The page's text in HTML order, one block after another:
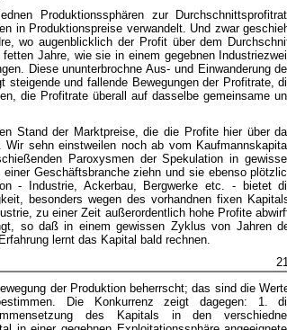
Produktionssphären zur
in Produktionspreise verwandelt. Und zwar
wo augenblicklich der Profit über dem
Jahre, wie sie in einem gegebnen
Diese ununterbrochne Aus- und Einwanderung
und fallende Bewegungen der Profitrate,
die Profitrate überall auf dasselbe gemeinsame
Stand der Marktpreise, die die Profite hier über
sehn einstweilen noch ab vom
Paroxysmen der Spekulation in
Geschäftsbranche ziehn und sie ebenso
- Industrie, Ackerbau, Bergwerke etc. - bietet
besonders wegen des vorhandnen fixen
zu einer Zeit außerordentlich hohe Profite
so daß in einem gewissen Zyklus von Jahren
lernt das Kapital bald rechnen.
der Produktion beherrscht; das sind die
Die Konkurrenz zeigt dagegen: 1.
des Kapitals in den